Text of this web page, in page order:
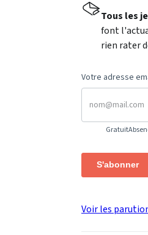
Tous les
font
rien rater
Votre adresse
Gratuit
S'abonner
Voir les